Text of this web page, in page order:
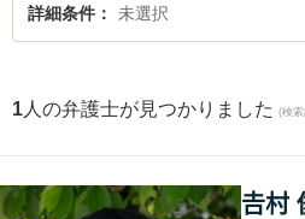
詳細条件 未選択
1 人の弁護士が見つかりました (検
𠮷村